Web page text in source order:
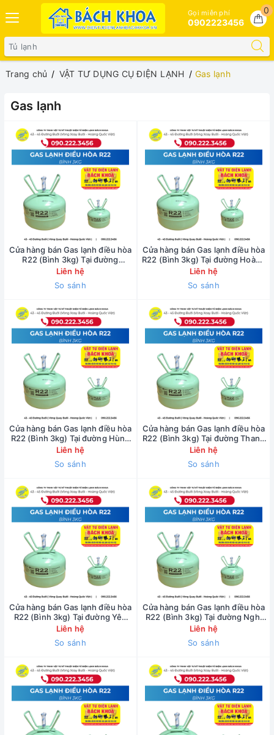
0
Gọi miễn phí
0902223456
Trang chủ VẬT TƯ DỤNG CỤ ĐIỆN LẠNH Gas lạnh
Gas lạnh
Cửa hàng bán Gas lạnh điều hòa
R22 (Bình 3kg) Tại đường
Nguyễn Tri Phương -
0902223456
Liên hệ
So sánh
Cửa hàng bán Gas lạnh điều hòa
R22 (Bình 3kg) Tại đường Hoàng
Diệu - 0902223456
Liên hệ
So sánh
Cửa hàng bán Gas lạnh điều hòa
R22 (Bình 3kg) Tại đường Hùng
Vương - 0902223456
Liên hệ
So sánh
Cửa hàng bán Gas lạnh điều hòa
R22 (Bình 3kg) Tại đường Thanh
Niên - 0902223456
Liên hệ
So sánh
Cửa hàng bán Gas lạnh điều hòa
R22 (Bình 3kg) Tại đường Yên
Phụ - 0902223456
Liên hệ
So sánh
Cửa hàng bán Gas lạnh điều hòa
R22 (Bình 3kg) Tại đường Nghi
Tàm - 0902223456
Liên hệ
So sánh